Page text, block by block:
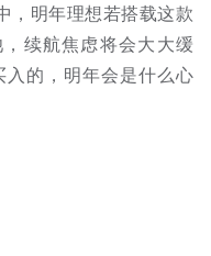
，明年理想若搭载这款
续航焦虑将会大大缓
的，明年会是什么心